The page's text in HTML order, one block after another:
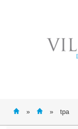
» » tpa